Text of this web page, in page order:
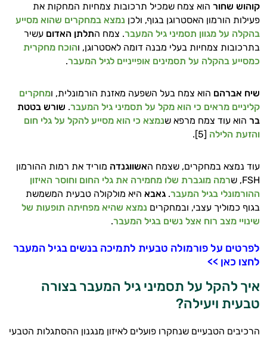
קוהוש שחור הוא צמח שמכיל תרכובות צמחיות המחקות את
פעילות הורמון האסטרוגן בגוף, ולכן נמצא במחקרים שהוא מסייע
בהקלה על מגוון תסמיני גיל המעבר. צמח התלתן האדום עשיר
בתרכובות צמחיות בעלי מבנה דומה לאסטרוגן, והוכח מחקרית
כמסייע בהקלה על תסמינים אופייניים לגיל המעבר.
שיח אברהם הוא צמח בעל השפעה מאזנת הורמונלית, ומחקרים
קליניים מראים כי הוא מקל על תסמיני גיל המעבר. שורש בטטת
בר הוא עוד צמח מרפא שנמצא כי הוא מסייע להקל על גלי חום
והזעת הלילה [5].
עוד נמצא במחקרים, שצמח האשווגנדה מוריד את רמות ההורמון
FSH, ש
רמה מוגברת שלו מחמירה את גלי החום וחוסר האיזון
ההורמונלי בגיל המעבר. גאבא היא מולקולה טבעית המשמשת
בגוף כמוליך עצבי, ובמחקרים נמצא שהיא מפחיתה תופעות של
שינויי מצב רוח אצל נשים בגיל המעבר.
לפרטים על פורמולה טבעית לתמיכה בנשים בגיל המעבר
לחצו כאן >>
איך להקל על תסמיני גיל המעבר בצורה
טבעית ויעילה?
הרכיבים הטבעיים שנחקרו פועלים לאיזון מנגנון ההסתגלות הטבעי